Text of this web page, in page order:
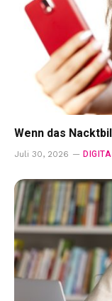
Wenn das
Juli 30, 2026